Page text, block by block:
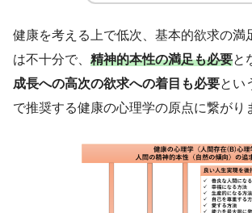
健康を考える上で低次、基本的欲求の満
は不十分で、 精神的本性の満足も必要と
成長への高次の欲求への着目も必要とい
で推奨する健康の心理学の原点に繋がり